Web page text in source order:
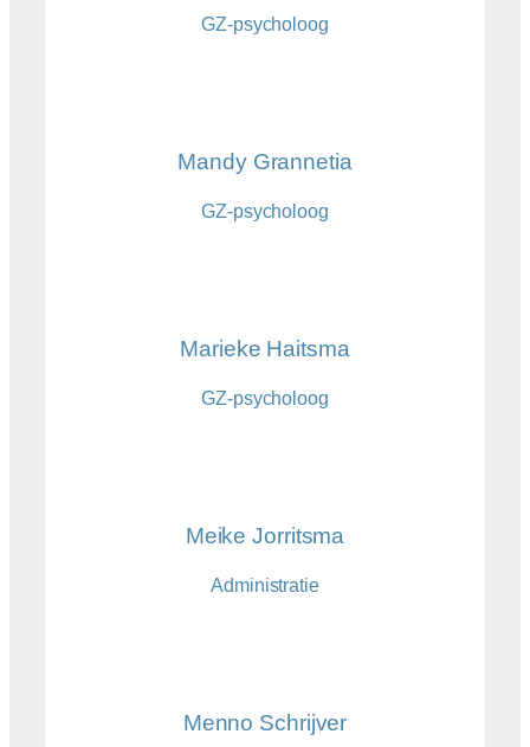
GZ-psycholoog
Mandy Grannetia
GZ-psycholoog
Marieke Haitsma
GZ-psycholoog
Meike Jorritsma
Administratie
Menno Schrijver